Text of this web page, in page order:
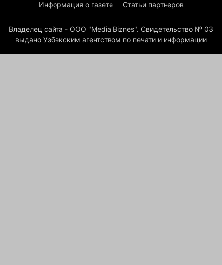
Информация о газете Статьи партнеров
Владелец сайта - ООО "Media Biznes". Свидетельство № 03
выдано Узбекским агентством по печати и информации